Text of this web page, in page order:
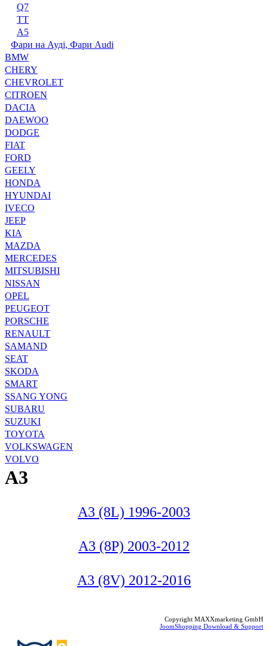
Q7
TT
А5
Фари на Ауді, Фари Audi
BMW
CHERY
CHEVROLET
CITROEN
DACIA
DAEWOO
DODGE
FIAT
FORD
GEELY
HONDA
HYUNDAI
IVECO
JEEP
KIA
MAZDA
MERCEDES
MITSUBISHI
NISSAN
OPEL
PEUGEOT
PORSCHE
RENAULT
SAMAND
SEAT
SKODA
SMART
SSANG YONG
SUBARU
SUZUKI
TOYOTA
VOLKSWAGEN
VOLVO
A3
A3 (8L) 1996-2003
A3 (8P) 2003-2012
A3 (8V) 2012-2016
Copyright MAXXmarketing GmbH
JoomShopping Download & Support